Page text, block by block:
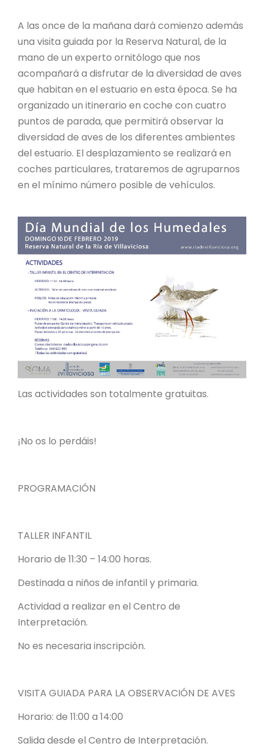
A las once de la mañana dará comienzo además
una visita guiada por la Reserva Natural, de la
mano de un experto ornitólogo que nos
acompañará a disfrutar de la diversidad de aves
que habitan en el estuario en esta época. Se ha
organizado un itinerario en coche con cuatro
puntos de parada, que permitirá observar la
diversidad de aves de los diferentes ambientes
del estuario. El desplazamiento se realizará en
coches particulares, trataremos de agruparnos
en el mínimo número posible de vehículos.
Las actividades son totalmente gratuitas.
¡No os lo perdáis!
PROGRAMACIÓN
TALLER INFANTIL
Horario de 11:30 – 14:00 horas.
Destinada a niños de infantil y primaria.
Actividad a realizar en el Centro de
Interpretación.
No es necesaria inscripción.
VISITA GUIADA PARA LA OBSERVACIÓN DE AVES
Horario: de 11:00 a 14:00
Salida desde el Centro de Interpretación.